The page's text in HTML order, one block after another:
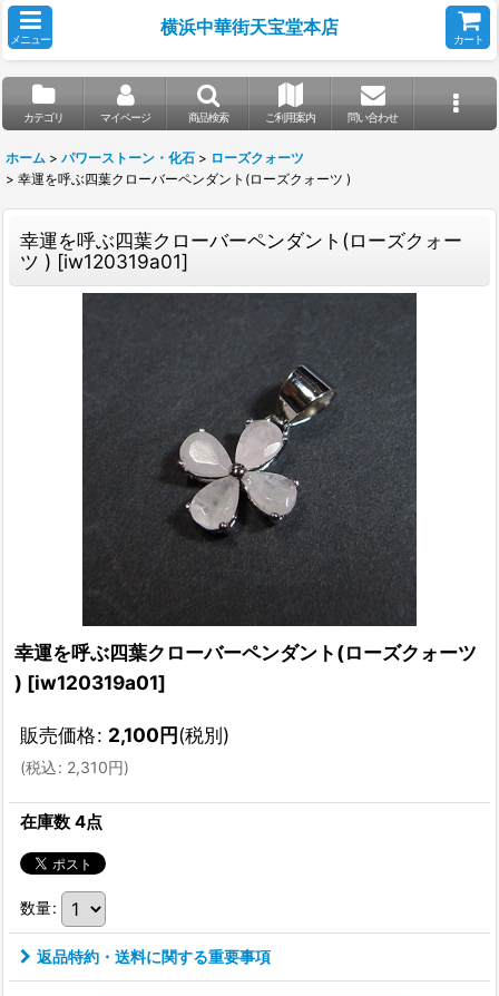
メニュー
横浜中華街天宝堂本店
カート
カテゴリ マイページ 商品検索 ご利用案内 問い合わせ
ホーム > パワーストーン・化石 > ローズクォーツ
> 幸運を呼ぶ四葉クローバーペンダント(ローズクォーツ )
幸運を呼ぶ四葉クローバーペンダント(ローズクォー
ツ ) [iw120319a01]
幸運を呼ぶ四葉クローバーペンダント(ローズクォーツ
) [iw120319a01]
販売価格: 2,100円(税別)
(税込: 2,310円)
在庫数 4点
数量:
返品特約・送料に関する重要事項